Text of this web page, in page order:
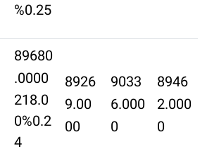
%0.25
89680
.0000
218.0
0%0.2
4
8926
9.00
00
9033
6.000
0
8946
2.000
0